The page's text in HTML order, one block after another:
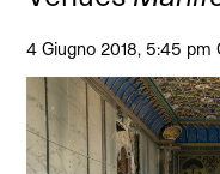
4 Giugno 2018, 5:45 pm